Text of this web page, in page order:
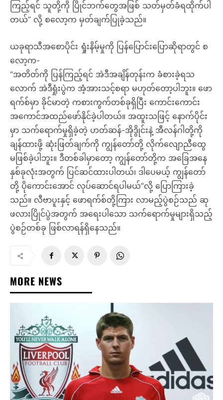
ကြည့်ရင် သူတို့ကို ပြိုင်ဘက်တွေအဖြစ် သတ်မှတ်ခံရထိုက်ပါ
တယ်” လို့ စလော့က မှတ်ချက်ပြုခဲ့သည်။
ယခုရာသီအစောပိုင်း ရှုံးနိမ့်မှုကို ပြန်ပြောင်းပြောဆိုရာတွင် စ
လော့က-
“အတိတ်ကို ပြန်ကြည့်ရင် အဲဒီအချိန်တုန်းက ခံစားခဲ့ရသ
လောက် အဲဒီရှုံးပွဲက အံ့အားသင့်စရာ မဟုတ်တော့ပါဘူး။ ဖော
ရက်စ်မှာ ခိုင်မာတဲ့ ကစားကွက်တစ်ခုရှိပြီး ကောင်းကောင်း
အကောင်အထည်ဖော်နိုင်ခဲ့ပါတယ်။ အထူးသဖြင့် နောက်ပိုင်း
မှာ သက်ရောက်မှုရှိခဲ့တဲ့ ဟတ်ဆန်-အိုဒွိုင်းနဲ့ အီလန်ဂါတို့ကို
ချန်ထားဖို့ ဆုံးဖြတ်ချက်ကို ကျွန်တော်တို့ လိုက်လျောညီထွေ
မဖြစ်ခဲ့ပါဘူး။ ဒီတစ်ခါမှာတော့ ကျွန်တော်တို့က အခြေအနေ
နှစ်ခုလုံးအတွက် ပြင်ဆင်ထားပါတယ်၊ ဒါပေမယ့် ကျွန်တော်
တို့ ပိုကောင်းအောင် လုပ်ဆောင်ရပါမယ်”လို့ ပြောကြားခဲ့
သည်။ လီဗာပူးနှင့် ဖောရက်စ်တို့ကြား လာမည့်ပွဲစဉ်သည် ဆု
ဖလားပြိုင်ပွဲအတွက် အရေးပါသော သက်ရောက်မှုများရှိသည့်
ပွဲစဉ်တစ်ခု ဖြစ်လာရန်ရှိနေသည်။
MORE NEWS